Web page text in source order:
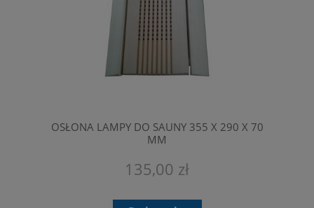
OSŁONA LAMPY DO SAUNY 355 X 290 X 70
MM
135,00 zł